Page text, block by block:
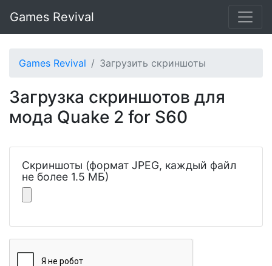
Games Revival
Games Revival Загрузить скриншоты
Загрузка скриншотов для
мода Quake 2 for S60
Скриншоты (формат JPEG, каждый файл
не более 1.5 МБ)